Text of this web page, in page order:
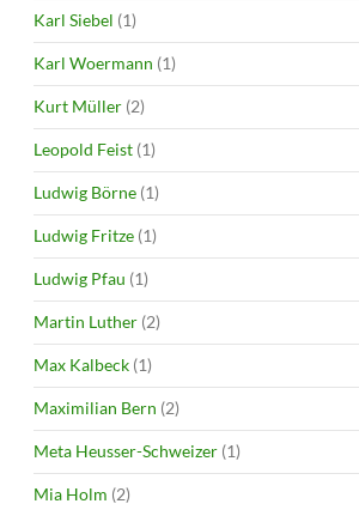
Karl Siebel (1)
Karl Woermann (1)
Kurt Müller (2)
Leopold Feist (1)
Ludwig Börne (1)
Ludwig Fritze (1)
Ludwig Pfau (1)
Martin Luther (2)
Max Kalbeck (1)
Maximilian Bern (2)
Meta Heusser-Schweizer (1)
Mia Holm (2)